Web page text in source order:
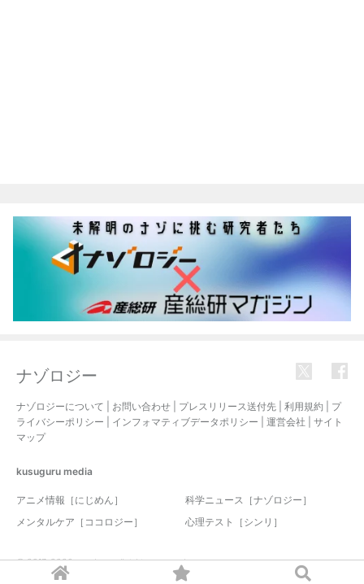
ナゾロジー
ナゾロジーについて お問い合わせ プレスリリース送付先 利用規約
プ
ライバシーポリシー
インフォマティブデータポリシー 運営会社
サイト
マップ
kusuguru media
アニメ情報［にじめん］
科学ニュース［ナゾロジー］
メンタルケア［ココロジー］
心理テスト［シンリ］
© 2017-2026 nazology. all rights reserved.